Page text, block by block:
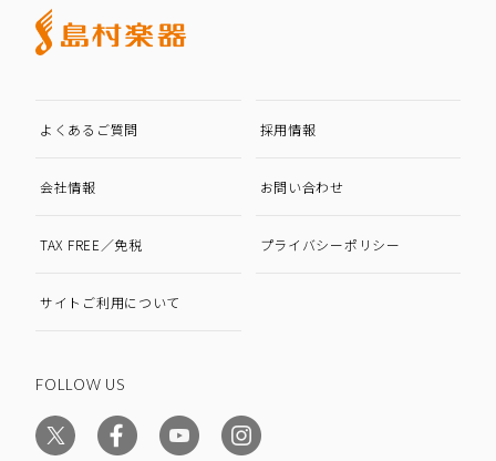
よくあるご質問 採用情報
会社情報 お問い合わせ
TAX FREE／免税 プライバシーポリシー
サイトご利用について
FOLLOW US